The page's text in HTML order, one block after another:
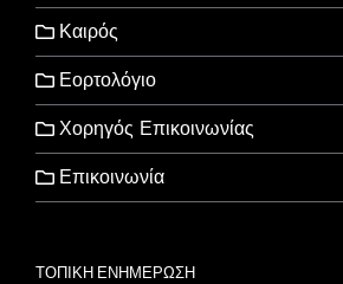
Καιρός
Εορτολόγιο
Χορηγός Επικοινωνίας
Επικοινωνία
ΤΟΠΙΚΗ ΕΝΗΜΕΡΩΣΗ